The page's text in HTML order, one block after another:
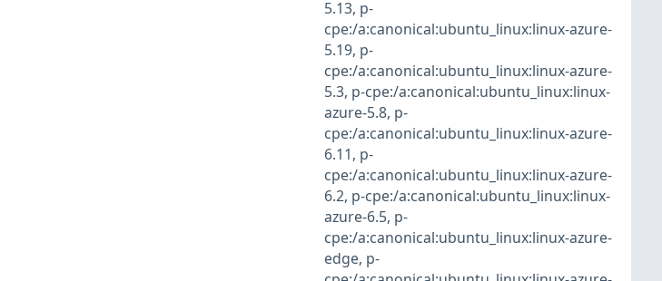
5.13, p-
cpe:/a:canonical:ubuntu_linux:linux-azure-
5.19, p-
cpe:/a:canonical:ubuntu_linux:linux-azure-
5.3, p-cpe:/a:canonical:ubuntu_linux:linux-
azure-5.8, p-
cpe:/a:canonical:ubuntu_linux:linux-azure-
6.11, p-
cpe:/a:canonical:ubuntu_linux:linux-azure-
6.2, p-cpe:/a:canonical:ubuntu_linux:linux-
azure-6.5, p-
cpe:/a:canonical:ubuntu_linux:linux-azure-
edge, p-